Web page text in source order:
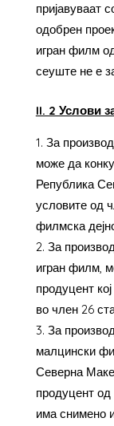
пријавуваат
одобрен
игран филм
сеуште не е
II. 2 Услови
За
може да
Република
условите од
филмска
За
игран филм,
продуцент
во член 26
За
малцински
Северна
продуцент од
има снимено